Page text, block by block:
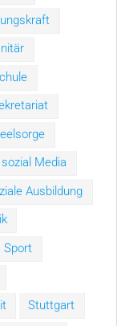
sozial Media
Ausbildung
Sport
Stuttgart